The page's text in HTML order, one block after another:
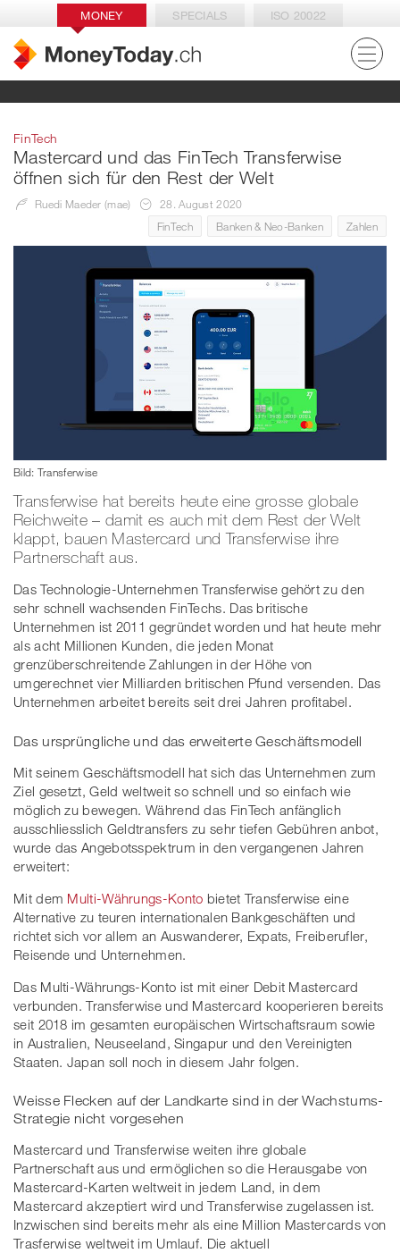
MONEY SPECIALS ISO 20022
FinTech
Mastercard und das FinTech Transferwise
öffnen sich für den Rest der Welt
Ruedi Maeder (mae)
28. August 2020
FinTech
Banken & Neo-Banken Zahlen
Bild: Transferwise
Transferwise hat bereits heute eine grosse globale
Reichweite – damit es auch mit dem Rest der Welt
klappt, bauen Mastercard und Transferwise ihre
Partnerschaft aus.
Das Technologie-Unternehmen Transferwise gehört zu den
sehr schnell wachsenden FinTechs. Das britische
Unternehmen ist 2011 gegründet worden und hat heute mehr
als acht Millionen Kunden, die jeden Monat
grenzüberschreitende Zahlungen in der Höhe von
umgerechnet vier Milliarden britischen Pfund versenden. Das
Unternehmen arbeitet bereits seit drei Jahren profitabel.
Das ursprüngliche und das erweiterte Geschäftsmodell
Mit seinem Geschäftsmodell hat sich das Unternehmen zum
Ziel gesetzt, Geld weltweit so schnell und so einfach wie
möglich zu bewegen. Während das FinTech anfänglich
ausschliesslich Geldtransfers zu sehr tiefen Gebühren anbot,
wurde das Angebotsspektrum in den vergangenen Jahren
erweitert:
Mit dem Multi-Währungs-Konto bietet Transferwise eine
Alternative zu teuren internationalen Bankgeschäften und
richtet sich vor allem an Auswanderer, Expats, Freiberufler,
Reisende und Unternehmen.
Das Multi-Währungs-Konto ist mit einer Debit Mastercard
verbunden. Transferwise und Mastercard kooperieren bereits
seit 2018 im gesamten europäischen Wirtschaftsraum sowie
in Australien, Neuseeland, Singapur und den Vereinigten
Staaten. Japan soll noch in diesem Jahr folgen.
Weisse Flecken auf der Landkarte sind in der Wachstums-
Strategie nicht vorgesehen
Mastercard und Transferwise weiten ihre globale
Partnerschaft aus und ermöglichen so die Herausgabe von
Mastercard-Karten weltweit in jedem Land, in dem
Mastercard akzeptiert wird und Transferwise zugelassen ist.
Inzwischen sind bereits mehr als eine Million Mastercards von
Trasferwise weltweit im Umlauf. Die aktuell